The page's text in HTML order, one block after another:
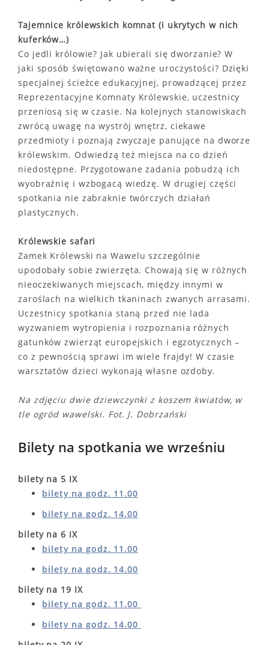
Tajemnice królewskich komnat (i ukrytych w nich
kuferków…)
Co jedli królowie? Jak ubierali się dworzanie? W
jaki sposób świętowano ważne uroczystości? Dzięki
specjalnej ścieżce edukacyjnej, prowadzącej przez
Reprezentacyjne Komnaty Królewskie, uczestnicy
przeniosą się w czasie. Na kolejnych stanowiskach
zwrócą uwagę na wystrój wnętrz, ciekawe
przedmioty i poznają zwyczaje panujące na dworze
królewskim. Odwiedzą też miejsca na co dzień
niedostępne. Przygotowane zadania pobudzą ich
wyobraźnię i wzbogacą wiedzę. W drugiej części
spotkania nie zabraknie twórczych działań
plastycznych.
Królewskie safari
Zamek Królewski na Wawelu szczególnie
upodobały sobie zwierzęta. Chowają się w różnych
nieoczekiwanych miejscach, między innymi w
zaroślach na wielkich tkaninach zwanych arrasami.
Uczestnicy spotkania staną przed nie lada
wyzwaniem wytropienia i rozpoznania różnych
gatunków zwierząt europejskich i egzotycznych –
co z pewnością sprawi im wiele frajdy! W czasie
warsztatów dzieci wykonają własne ozdoby.
Na zdjęciu dwie dziewczynki z koszem kwiatów, w
tle ogród wawelski. Fot. J. Dobrzański
Bilety na spotkania we wrześniu
bilety na 5 IX
bilety na godz. 11.00
bilety na godz. 14.00
bilety na 6 IX
bilety na godz. 11.00
bilety na godz. 14.00
bilety na 19 IX
bilety na godz. 11.00
bilety na godz. 14.00